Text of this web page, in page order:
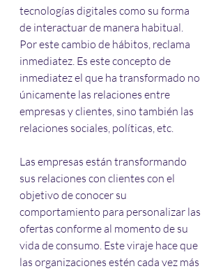
tecnologías digitales como su forma
de interactuar de manera habitual.
Por este cambio de hábitos, reclama
inmediatez. Es este concepto de
inmediatez el que ha transformado no
únicamente las relaciones entre
empresas y clientes, sino también las
relaciones sociales, políticas, etc.
Las empresas están transformando
sus relaciones con clientes con el
objetivo de conocer su
comportamiento para personalizar las
ofertas conforme al momento de su
vida de consumo. Este viraje hace que
las organizaciones estén cada vez más